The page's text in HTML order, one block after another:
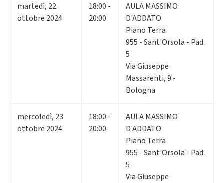
martedì, 22
ottobre 2024
18:00 -
20:00
AULA MASSIMO
D'ADDATO
Piano Terra
955 - Sant'Orsola - Pad.
5
Via Giuseppe
Massarenti, 9 -
Bologna
mercoledì, 23
ottobre 2024
18:00 -
20:00
AULA MASSIMO
D'ADDATO
Piano Terra
955 - Sant'Orsola - Pad.
5
Via Giuseppe